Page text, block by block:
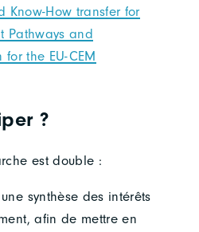
Know-How transfer for
Pathways and
the EU-CEM
?
est double :
synthèse des intérêts
afin de mettre en